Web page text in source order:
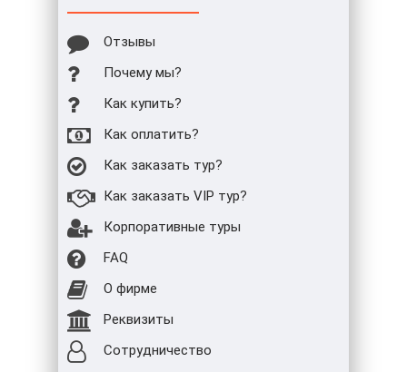
Отзывы
Почему мы?
Как купить?
Как оплатить?
Как заказать тур?
Как заказать VIP тур?
Корпоративные туры
FAQ
О фирме
Реквизиты
Сотрудничество